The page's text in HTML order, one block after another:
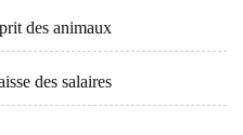
des animaux
des salaires